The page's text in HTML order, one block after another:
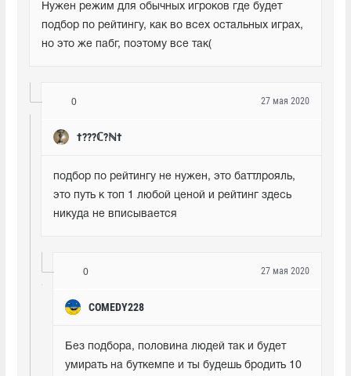
Нужен режим для обычных игроков где будет
подбор по рейтингу, как во всех остальных играх,
но это же пабг, поэтому все так(
0
†???ℂ?ℕ†
27 мая 2020
подбор по рейтингу не нужен, это баттлрояль,
это путь к топ 1 любой ценой и рейтинг здесь
никуда не вписывается
0
COMEDY228
27 мая 2020
Без подбора, половина людей так и будет
умирать на буткемпе и ты будешь бродить 10